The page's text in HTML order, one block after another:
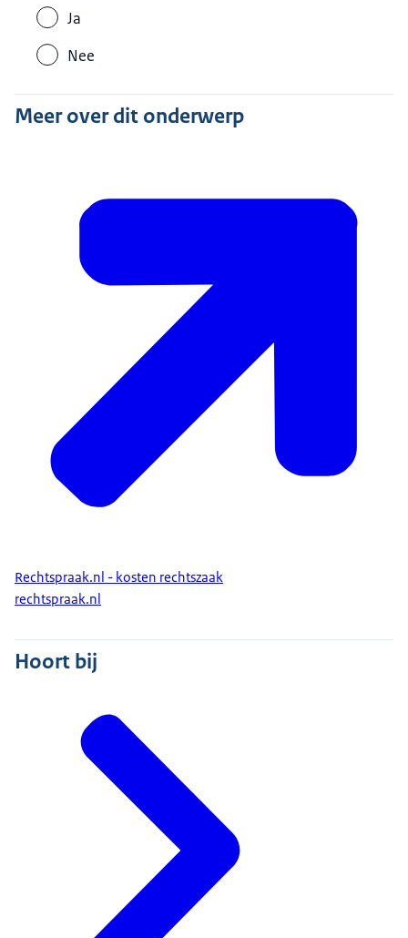
Ja
Nee
Meer over dit onderwerp
Rechtspraak.nl - kosten rechtszaak
rechtspraak.nl
Hoort bij